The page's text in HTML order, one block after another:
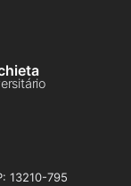
13210-795